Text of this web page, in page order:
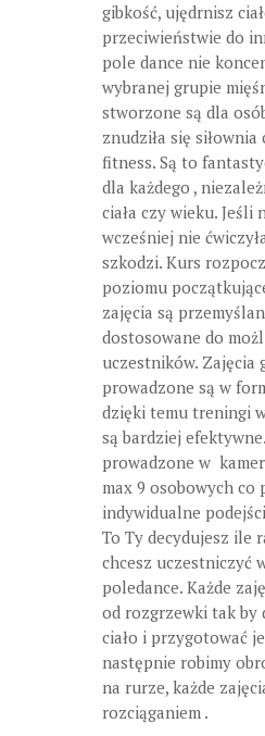
gibkość, ujędrnisz
przeciwieństwie do
pole dance nie
wybranej grupie
stworzone są dla
znudziła się siłownia
fitness. Są to
dla każdego ,
ciała czy wieku. Jeśli
wcześniej nie
szkodzi. Kurs
poziomu
zajęcia są
dostosowane do
uczestników. Zajęcia
prowadzone są w
dzięki temu treningi
są bardziej
prowadzone w
max 9 osobowych co
indywidualne
To Ty decydujesz ile
chcesz uczestniczyć
poledance. Każde
od rozgrzewki tak by
ciało i przygotować
następnie robimy
na rurze, każde
rozciąganiem .